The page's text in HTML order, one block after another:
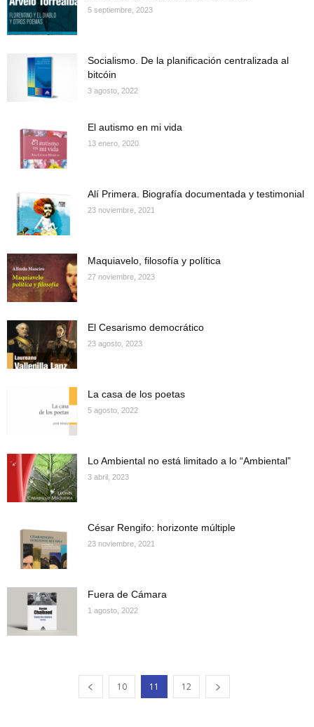
5 septiembre, 2023
Socialismo. De la planificación centralizada al
bitcóin
3 agosto, 2022
El autismo en mi vida
13 enero, 2020
Alí Primera. Biografía documentada y testimonial
23 noviembre, 2021
Maquiavelo, filosofía y política
27 noviembre, 2023
El Cesarismo democrático
23 agosto, 2023
La casa de los poetas
5 agosto, 2022
Lo Ambiental no está limitado a lo “Ambiental”
3 abril, 2023
César Rengifo: horizonte múltiple
23 noviembre, 2021
Fuera de Cámara
1 agosto, 2022
10 11 12